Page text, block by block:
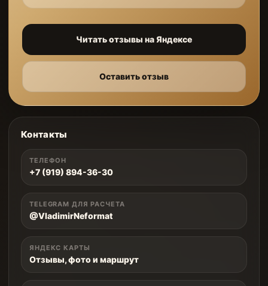
Читать отзывы на Яндексе
Оставить отзыв
Контакты
ТЕЛЕФОН
+7 (919) 894-36-30
TELEGRAM ДЛЯ РАСЧЕТА
@VladimirNeformat
ЯНДЕКС КАРТЫ
Отзывы, фото и маршрут